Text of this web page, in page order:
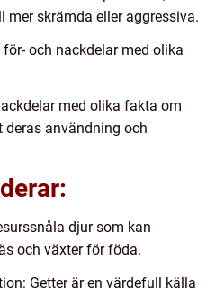
mer skrämda eller aggressiva.
och nackdelar med olika
med olika fakta om
deras användning och
djur som kan
och växter för föda.
Getter är en värdefull källa